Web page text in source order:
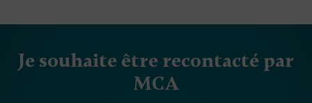
Je souhaite être recontacté par
MCA